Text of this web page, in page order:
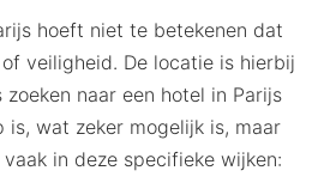
hoeft niet te betekenen dat
veiligheid. De locatie is hierbij
naar een hotel in Parijs
is, wat zeker mogelijk is, maar
in deze specifieke wijken: